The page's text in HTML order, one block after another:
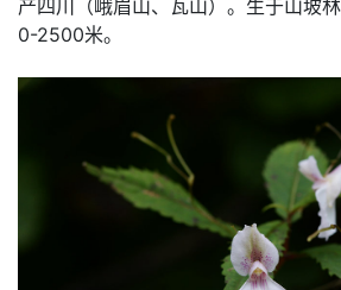
产四川（峨眉山、瓦山）。生于山坡
0-2500米。